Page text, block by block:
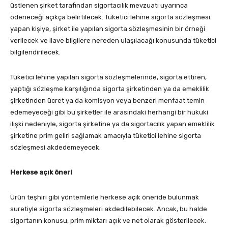
üstlenen şirket tarafından sigortacılık mevzuatı uyarınca
ödeneceği açıkça belirtilecek. Tüketici lehine sigorta sözleşmesi
yapan kişiye, şirket ile yapılan sigorta sözleşmesinin bir örneği
verilecek ve ilave bilgilere nereden ulaşılacağı konusunda tüketici
bilgilendirilecek.
Tüketici lehine yapılan sigorta sözleşmelerinde, sigorta ettiren,
yaptığı sözleşme karşılığında sigorta şirketinden ya da emeklilik
şirketinden ücret ya da komisyon veya benzeri menfaat temin
edemeyeceği gibi bu şirketler ile arasındaki herhangi bir hukuki
ilişki nedeniyle, sigorta şirketine ya da sigortacılık yapan emeklilik
şirketine prim geliri sağlamak amacıyla tüketici lehine sigorta
sözleşmesi akdedemeyecek.
Herkese açık öneri
Ürün teşhiri gibi yöntemlerle herkese açık öneride bulunmak
suretiyle sigorta sözleşmeleri akdedilebilecek. Ancak, bu halde
sigortanın konusu, prim miktarı açık ve net olarak gösterilecek.